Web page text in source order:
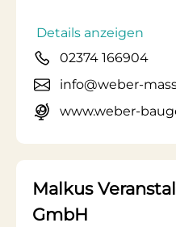
Details anzeigen
02374 166904
info@weber-
www.weber-
Malkus
GmbH